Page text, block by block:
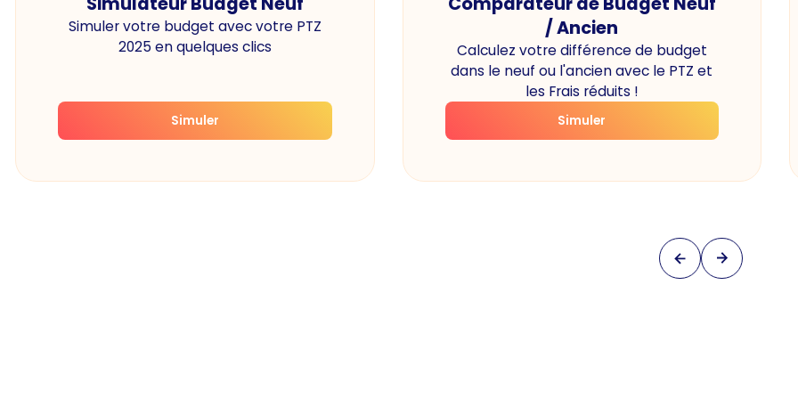
Simuler votre budget avec votre PTZ
2025 en quelques clics
Simuler
/ Ancien
Calculez votre différence de budget
dans le neuf ou l'ancien avec le PTZ et
les Frais réduits !
Simuler